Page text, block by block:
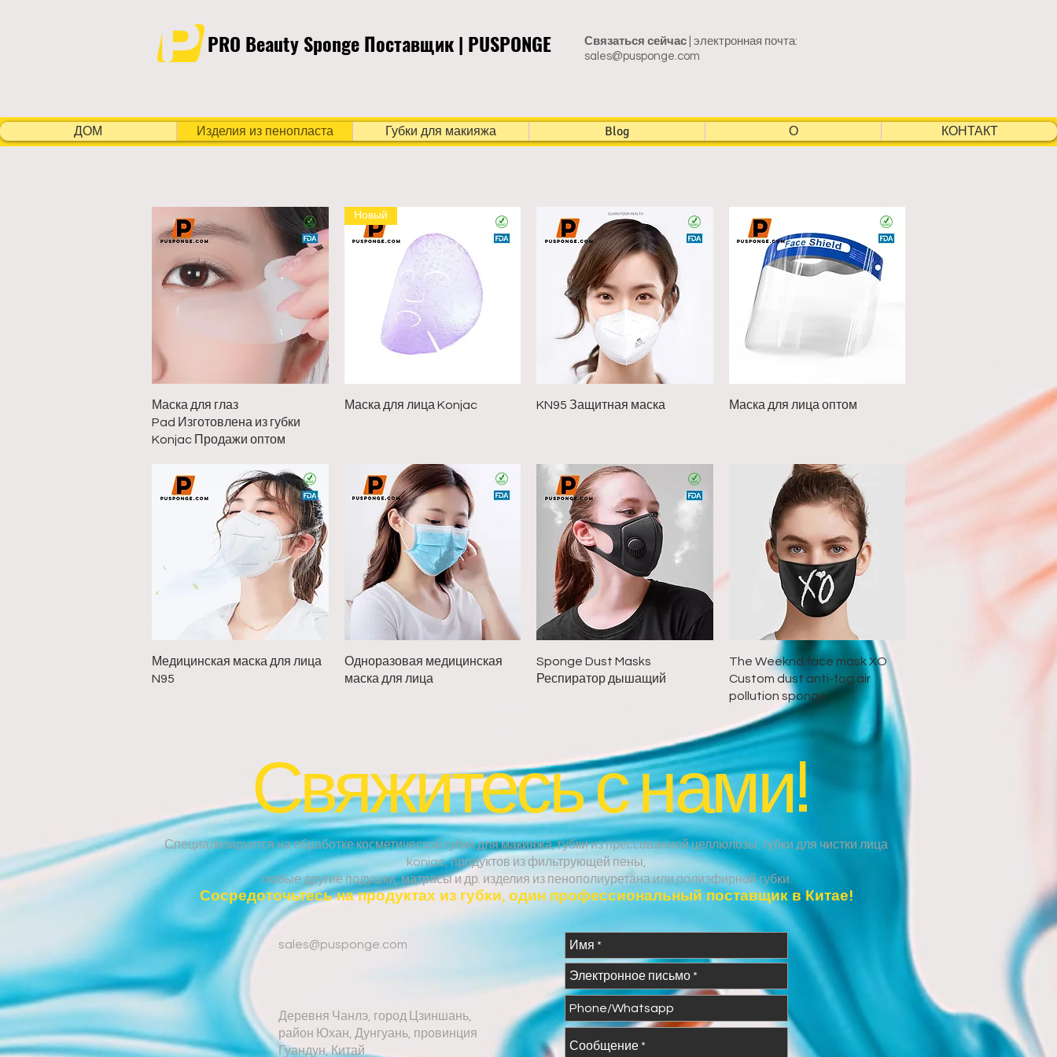
PRO Beauty Sponge Поставщик | PUSPONGE Связаться сейчас | электронная почта:
sales@pusponge.com
ДОМ Изделия из пенопласта Губки для макияжа Blog О КОНТАКТ
Быстрый просмотр
Маска для глаз
Pad Изготовлена из губки
Konjac Продажи оптом
Быстрый просмотр
Новый
Маска для лица Konjac Быстрый просмотр
KN95 Защитная маска Быстрый просмотр
Маска для лица оптом
Быстрый просмотр
Медицинская маска для лица
N95
Быстрый просмотр
Одноразовая медицинская
маска для лица
Быстрый просмотр
Sponge Dust Masks
Респиратор дышащий
Быстрый просмотр
The Weeknd face mask XO
Custom dust anti-fog air
pollution sponge
Свяжитесь с нами!
Специализируется на обработке косметической губки для макияжа, губки из прессованной целлюлозы, губки для чистки лица
konjac, продуктов из фильтрующей пены,
любые другие подушки, матрасы и др. изделия из пенополиуретана или полиэфирной губки.
Сосредоточьтесь на продуктах из губки, один профессиональный поставщик в Китае!
sales@pusponge.com
Деревня Чанлэ, город Цзиншань,
район Юхан, Дунгуань, провинция
Гуандун, Китай